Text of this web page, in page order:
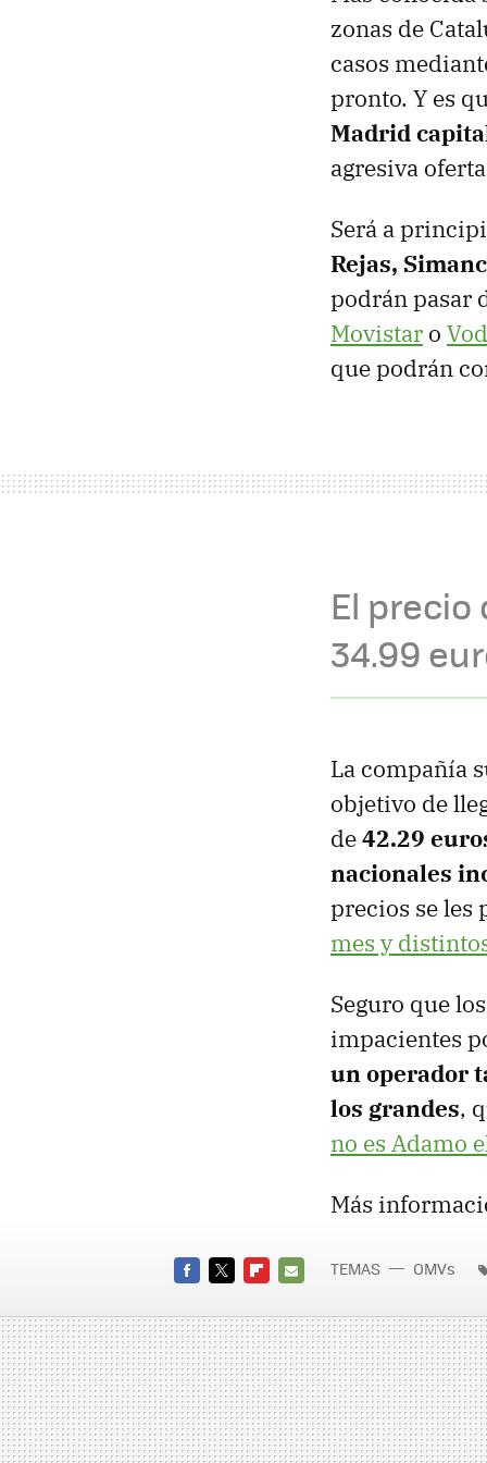
zonas de
casos
pronto. Y es
Madrid
agresiva
Será a
Rejas,
podrán pasar
Movistar o
que podrán
El precio
34.99
La compañía
objetivo de
de42.29
nacionales
precios se les
mes y
Seguro que
impacientes
un operador
los grandes,
no es Adamo
Más
MAIL
TEMAS OMVs